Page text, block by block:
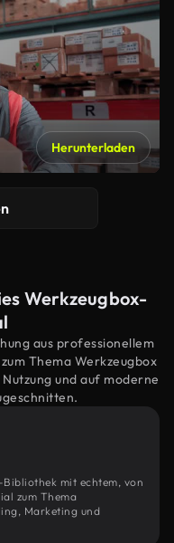
Herunterladen
Werkzeugbox-
aus professionellem
Thema Werkzeugbox
und auf moderne
mit echtem, von
zum Thema
Marketing und